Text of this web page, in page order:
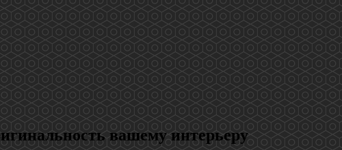
вашему интерьеру